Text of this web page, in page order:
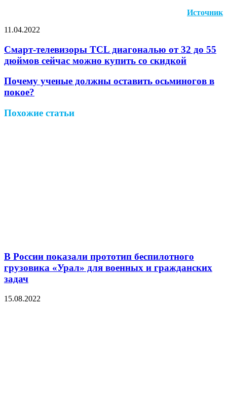
Источник
11.04.2022
через
электронную
почту
Смарт-телевизоры TCL диагональю от 32 до 55
дюймов сейчас можно купить со скидкой
Почему ученые должны оставить осьминогов в
покое?
Похожие статьи
В России показали прототип беспилотного
грузовика «Урал» для военных и гражданских
задач
15.08.2022